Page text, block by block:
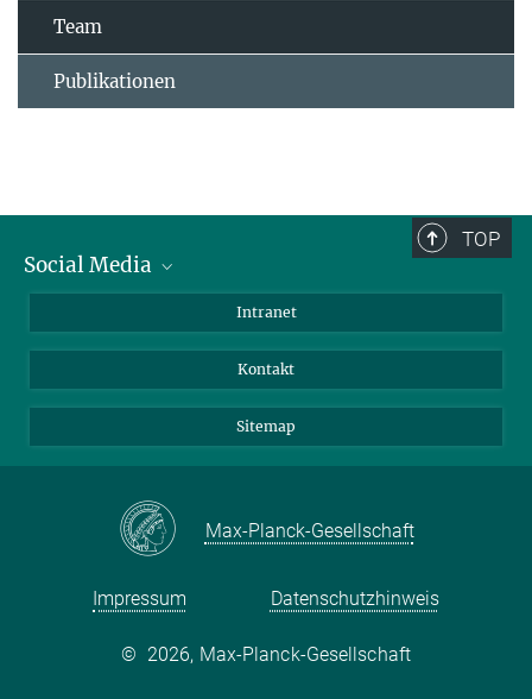
Team
Publikationen
TOP
Social Media
LinkedIn
Intranet
Kontakt
Sitemap
Max-Planck-Gesellschaft
Impressum Datenschutzhinweis
© 2026, Max-Planck-Gesellschaft